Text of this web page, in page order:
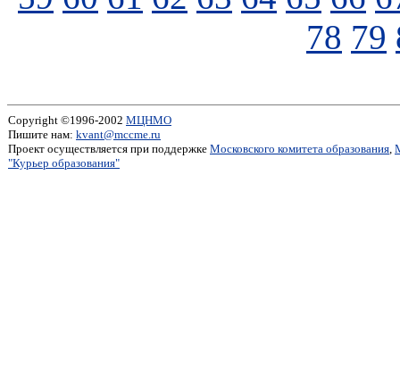
78 79
Copyright ©1996-2002 МЦНМО
Пишите нам: kvant@mccme.ru
Проект осуществляется при поддержке Московского комитета образования,
"Курьер образования"